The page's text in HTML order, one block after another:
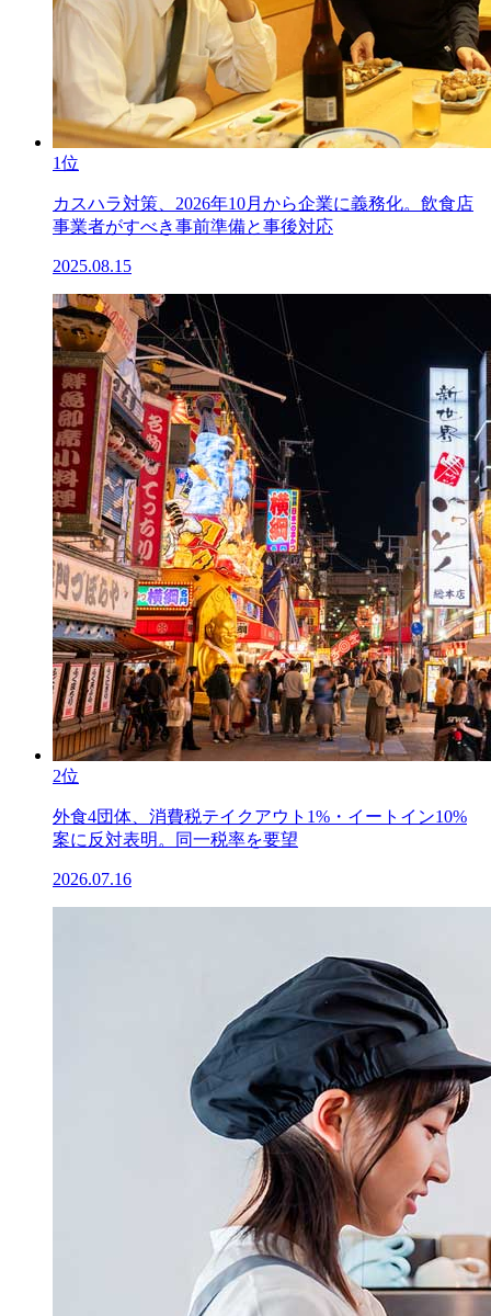
1位
カスハラ対策、2026年10月から企業に義務化。飲食店
事業者がすべき事前準備と事後対応
2025.08.15
2位
外食4団体、消費税テイクアウト1%・イートイン10%
案に反対表明。同一税率を要望
2026.07.16